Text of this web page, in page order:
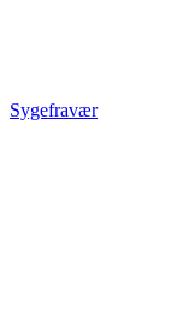
Sygefravær